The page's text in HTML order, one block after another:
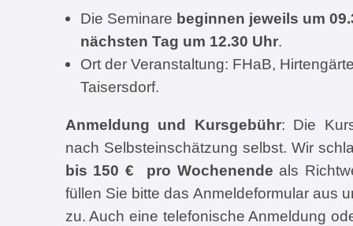
Die Seminare beginnen jeweils um
nächsten Tag um 12.30 Uhr.
Ort der Veranstaltung: FHaB,
Taisersdorf.
Anmeldung und Kursgebühr: Die
nach Selbsteinschätzung selbst. Wir
bis 150 € pro Wochenende als
füllen Sie bitte das Anmeldeformular aus
zu. Auch eine telefonische Anmeldung